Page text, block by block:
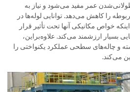
عمر مفید می‌شود و نیاز به
را کاهش می‌دهد. توانایی لوله‌ها در
خواص مکانیکی آنها تحت تأثیر قرار
بسیار ارزشمند می‌کند. علاوه‌براین،
و چاله‌های سطحی عملکرد یکنواختی را
می‌کند.